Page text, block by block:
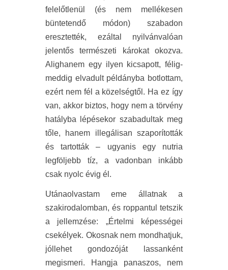
felelőtlenül (és nem mellékesen
büntetendő módon) szabadon
eresztették, ezáltal nyilvánvalóan
jelentős természeti károkat okozva.
Alighanem egy ilyen kicsapott, félig-
meddig elvadult példányba botlottam,
ezért nem fél a közelségtől. Ha ez így
van, akkor biztos, hogy nem a törvény
hatályba lépésekor szabadultak meg
tőle, hanem illegálisan szaporították
és tartották – ugyanis egy nutria
legföljebb tíz, a vadonban inkább
csak nyolc évig él.
Utánaolvastam eme állatnak a
szakirodalomban, és roppantul tetszik
a jellemzése: „Értelmi képességei
csekélyek. Okosnak nem mondhatjuk,
jóllehet gondozóját lassanként
megismeri. Hangja panaszos, nem